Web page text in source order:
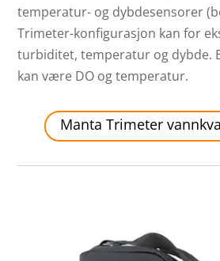
temperatur- og dybdesensorer
Trimeter-konfigurasjon kan for
turbiditet, temperatur og dybde.
kan være DO og temperatur.
Manta Trimeter